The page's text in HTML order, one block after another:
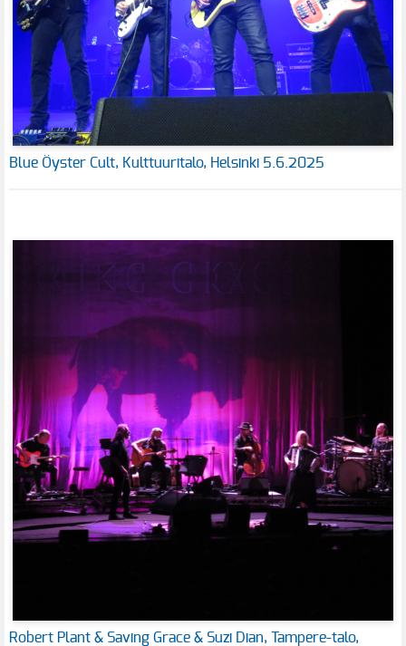
Blue Öyster Cult, Kulttuuritalo, Helsinki 5.6.2025
Robert Plant & Saving Grace & Suzi Dian, Tampere-talo,